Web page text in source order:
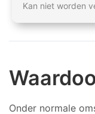
Kan niet worden
Onder normale